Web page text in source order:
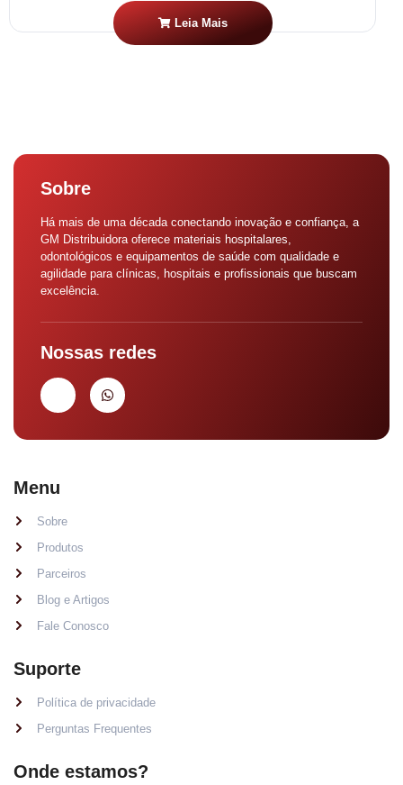
Leia Mais
Sobre
Há mais de uma década conectando inovação e confiança, a
GM Distribuidora oferece materiais hospitalares,
odontológicos e equipamentos de saúde com qualidade e
agilidade para clínicas, hospitais e profissionais que buscam
excelência.
Nossas redes
Menu
Sobre
Produtos
Parceiros
Blog e Artigos
Fale Conosco
Suporte
Política de privacidade
Perguntas Frequentes
Onde estamos?